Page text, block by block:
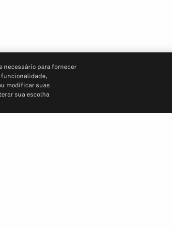
necessário para fornecer
funcionalidade,
modificar suas
sua escolha